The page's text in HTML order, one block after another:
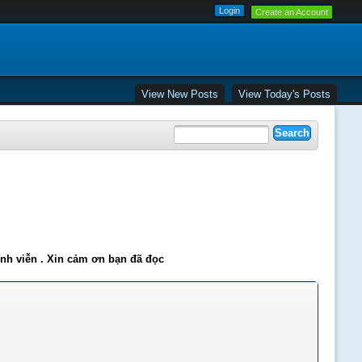
Create an Account
View New Posts View Today's Posts
viễn . Xin cảm ơn bạn đã đọc